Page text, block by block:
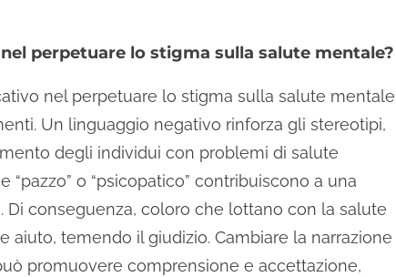
perpetuare lo stigma sulla salute mentale?
nel perpetuare lo stigma sulla salute mentale
Un linguaggio negativo rinforza gli stereotipi,
degli individui con problemi di salute
o “psicopatico” contribuiscono a una
conseguenza, coloro che lottano con la salute
aiuto, temendo il giudizio. Cambiare la narrazione
promuovere comprensione e accettazione,